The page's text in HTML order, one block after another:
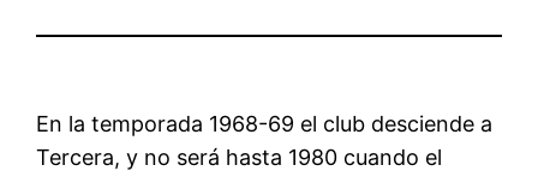
En la temporada 1968-69 el club desciende a
Tercera, y no será hasta 1980 cuando el